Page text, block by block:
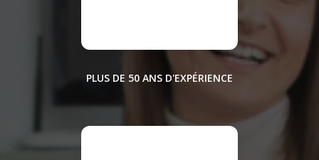
PLUS DE 50 ANS D'EXPÉRIENCE